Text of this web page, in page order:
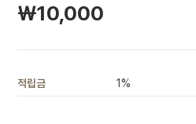
￦10,000
적립금 1%